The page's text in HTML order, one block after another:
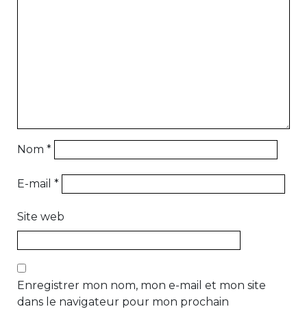
Nom *
E-mail *
Site web
Enregistrer mon nom, mon e-mail et mon site
dans le navigateur pour mon prochain